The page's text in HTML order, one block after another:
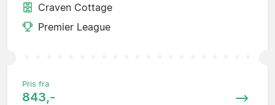
Craven Cottage
Premier League
Pris fra
843,-